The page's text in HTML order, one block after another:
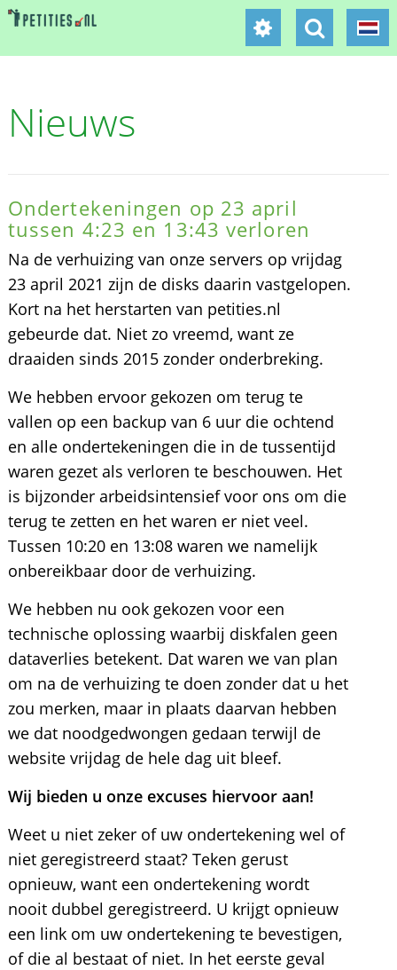
Nieuws
Ondertekeningen op 23 april
tussen 4:23 en 13:43 verloren
Na de verhuizing van onze servers op vrijdag
23 april 2021 zijn de disks daarin vastgelopen.
Kort na het herstarten van petities.nl
gebeurde dat. Niet zo vreemd, want ze
draaiden sinds 2015 zonder onderbreking.
We hebben ervoor gekozen om terug te
vallen op een backup van 6 uur die ochtend
en alle ondertekeningen die in de tussentijd
waren gezet als verloren te beschouwen. Het
is bijzonder arbeidsintensief voor ons om die
terug te zetten en het waren er niet veel.
Tussen 10:20 en 13:08 waren we namelijk
onbereikbaar door de verhuizing.
We hebben nu ook gekozen voor een
technische oplossing waarbij diskfalen geen
dataverlies betekent. Dat waren we van plan
om na de verhuizing te doen zonder dat u het
zou merken, maar in plaats daarvan hebben
we dat noodgedwongen gedaan terwijl de
website vrijdag de hele dag uit bleef.
Wij bieden u onze excuses hiervoor aan!
Weet u niet zeker of uw ondertekening wel of
niet geregistreerd staat? Teken gerust
opnieuw, want een ondertekening wordt
nooit dubbel geregistreerd. U krijgt opnieuw
een link om uw ondertekening te bevestigen,
of die al bestaat of niet. In het eerste geval